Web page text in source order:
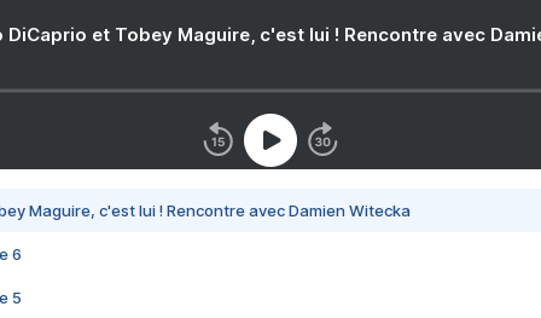
DiCaprio et Tobey Maguire, c'est lui ! Rencontre avec
Maguire, c'est lui ! Rencontre avec Damien Witecka
6
5